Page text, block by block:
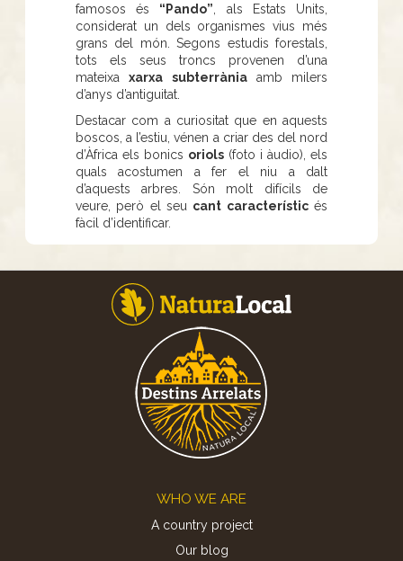
famosos és “Pando” , als Estats Units,
considerat un dels organismes vius més
grans del món. Segons estudis forestals,
tots els seus troncs provenen d’una
mateixaxarxa subterràniaamb milers
d’anys d’antiguitat.
Destacar com a curiositat que en aquests
boscos, a l’estiu, vénen a criar des del nord
d’Àfrica els bonics oriols (foto i àudio), els
quals acostumen a fer el niu a dalt
d’aquests arbres. Són molt difícils de
veure, però el seu cant característicés
fàcil d’identificar.
WHO WE ARE
A country project
Our blog